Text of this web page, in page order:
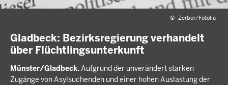
© Zerbor/Fotolia
Gladbeck: Bezirksregierung verhandelt
über Flüchtlingsunterkunft
Münster/Gladbeck. Aufgrund der unverändert starken
Zugänge von Asylsuchenden und einer hohen Auslastung der